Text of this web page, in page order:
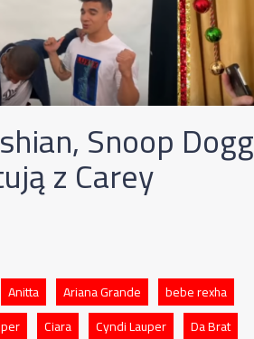
Snoop Dogg
z Carey
Anitta Ariana Grande
bebe rexha
Ciara Cyndi Lauper
Da Brat